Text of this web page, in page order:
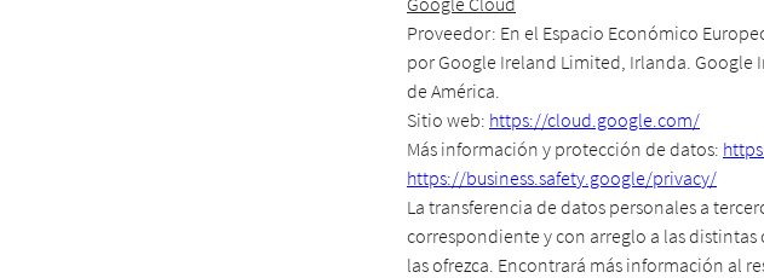
Proveedor: En el Espacio Económico
por Google Ireland Limited, Irlanda. Google
de América.
Sitio web: https://cloud.google.com/
Más información y protección de datos:
https://business.safety.google/privacy/
La transferencia de datos personales a
correspondiente y con arreglo a las
las ofrezca. Encontrará más información al